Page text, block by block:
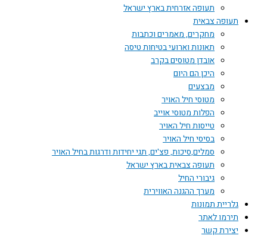
תעופה אזרחית בארץ ישראל
תעופה צבאית
מחקרים, מאמרים וכתבות
תאונות וארועי בטיחות טיסה
אובדן מטוסים בקרב
היכן הם היום
מבצעים
מטוסי חיל האויר
הפלות מטוסי אוייב
טייסות חיל האויר
בסיסי חיל האויר
סמלים,סיכות, פצ'ים, תגי יחידות ודרגות בחיל האויר
תעופה צבאית בארץ ישראל
גיבורי החיל
מערך ההגנה האווירית
גלריית תמונות
תירמו לאתר
יצירת קשר